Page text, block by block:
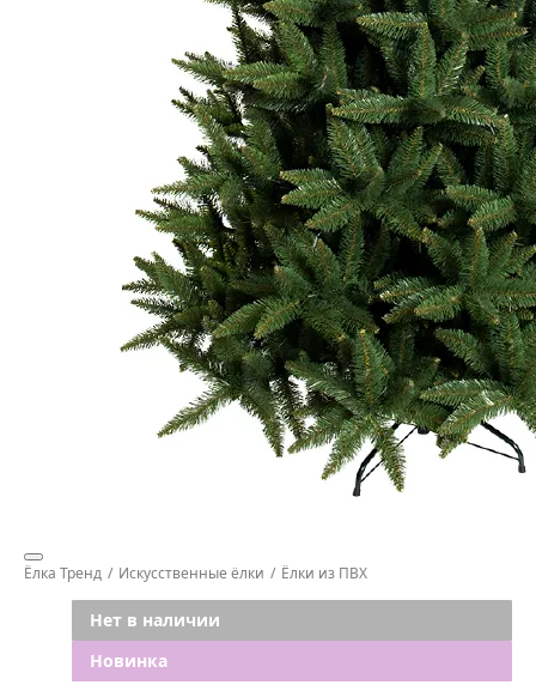
Ёлка Тренд Искусственные ёлки Ёлки из ПВХ
Нет в наличии
Новинка